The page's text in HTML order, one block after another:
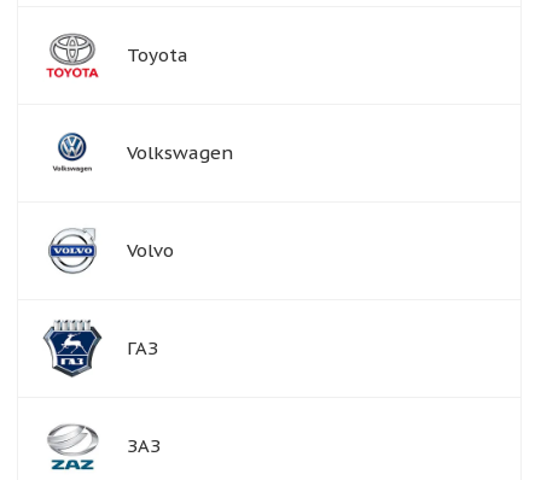
Toyota
Volkswagen
Volvo
ГАЗ
ЗАЗ